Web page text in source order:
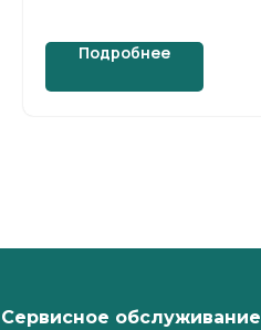
Подробнее
Сервисное обслуживание